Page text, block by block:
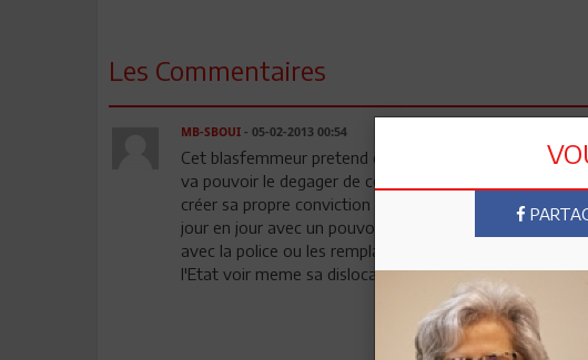
Les Commentaires
MB-SBOUI- 05-02-2013 00:54
Cet blasfemmeur pretend ce qu'il pretendait. Ce n'est
va pouvoir le degager de ces locaux. La Zitounia ne
créer sa propre conviction devait aussi créer sa propre
jour en jour avec un pouvoir exécutif à la marge. C'est
avec la police ou les remplacer. La loi doit etre ferme
l'Etat voir meme sa dislocation.